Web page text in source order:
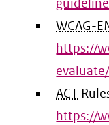
WCAG-
https://
ACT
https://